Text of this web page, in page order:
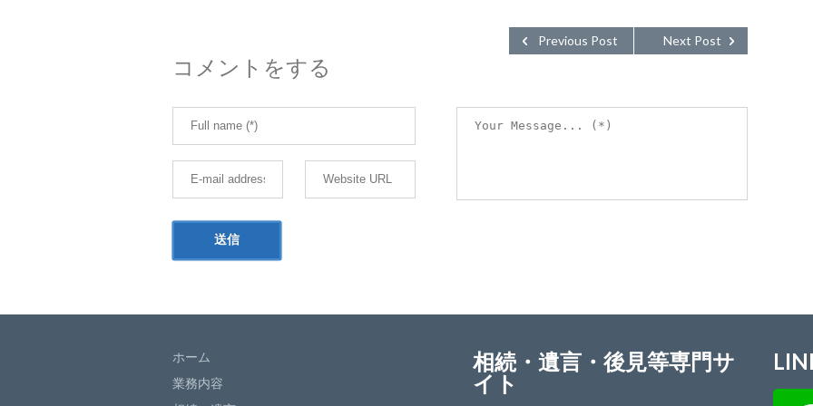
Next Post
Previous Post
コメントをする
ホーム
業務内容
相続・遺言・後見等専門サ
イト